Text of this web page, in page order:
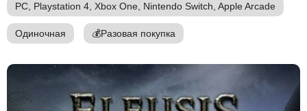
PC, Playstation 4, Xbox One, Nintendo Switch, Apple Arcade
Одиночная 💰Разовая покупка